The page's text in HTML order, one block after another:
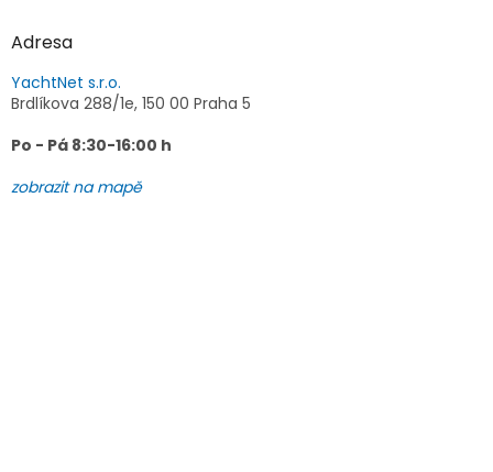
Adresa
YachtNet s.r.o.
Brdlíkova 288/1e, 150 00 Praha 5
Po - Pá 8:30-16:00 h
zobrazit na mapě